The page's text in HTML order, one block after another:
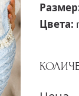
Цвета: